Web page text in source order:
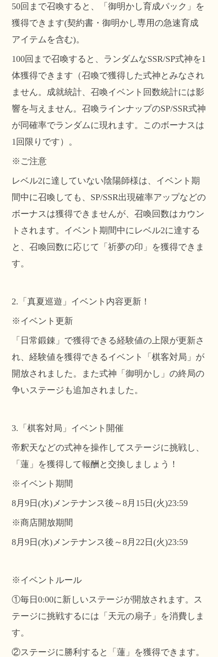
50回まで召喚すると、「御明かし育成パック」を
獲得できます(契約書・御明かし専用の急速育成
アイテムを含む)。
100回まで召喚すると、ランダムなSSR/SP式神を1
体獲得できます（召喚で獲得した式神とみなされ
ません。成就統計、召喚イベント回数統計には影
響を与えません。召喚ラインナップのSP/SSR式神
が同確率でランダムに現れます。このボーナスは
1回限りです）。
※ご注意
レベル2に達していない陰陽師様は、イベント期
間中に召喚しても、SP/SSR出現確率アップなどの
ボーナスは獲得できませんが、召喚回数はカウン
トされます。イベント期間中にレベル2に達する
と、召喚回数に応じて「祈夢の印」を獲得できま
す。
2.「真夏巡遊」イベント内容更新！
※イベント更新
「日常鍛錬」で獲得できる経験値の上限が更新さ
れ、経験値を獲得できるイベント「棋客対局」が
開放されました。また式神「御明かし」の終局の
争いステージも追加されました。
3.「棋客対局」イベント開催
帝釈天などの式神を操作してステージに挑戦し、
「蓮」を獲得して報酬と交換しましょう！
※イベント期間
8月9日(水)メンテナンス後～8月15日(火)23:59
※商店開放期間
8月9日(水)メンテナンス後～8月22日(火)23:59
※イベントルール
①毎日0:00に新しいステージが開放されます。ス
テージに挑戦するには「天元の扇子」を消費しま
す。
②ステージに勝利すると「蓮」を獲得できます。